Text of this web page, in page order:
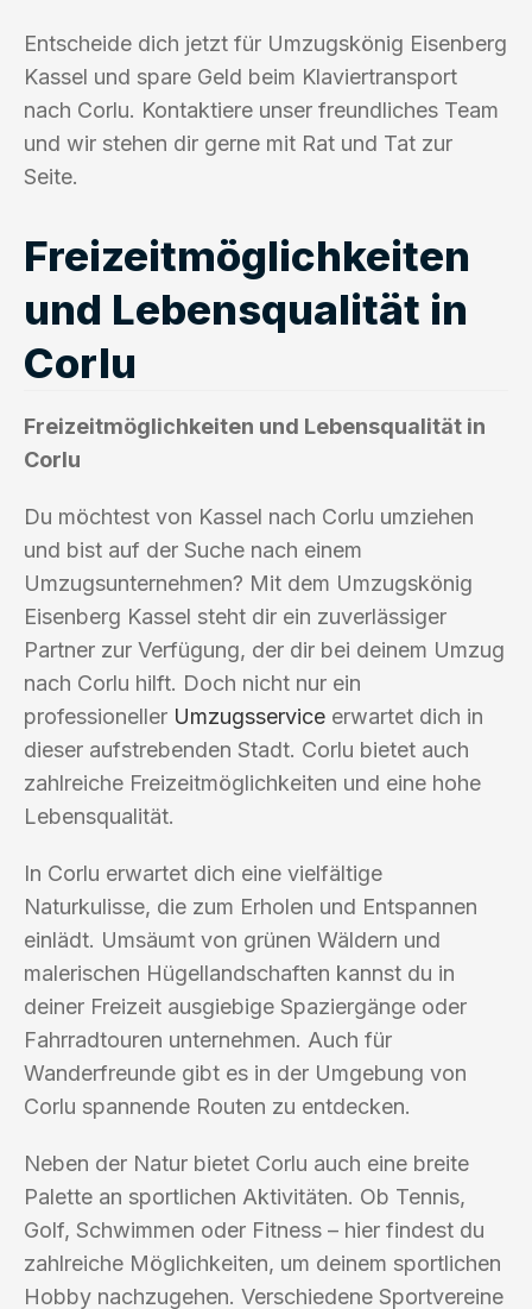
Entscheide dich jetzt für Umzugskönig Eisenberg
Kassel und spare Geld beim Klaviertransport
nach Corlu. Kontaktiere unser freundliches Team
und wir stehen dir gerne mit Rat und Tat zur
Seite.
Freizeitmöglichkeiten
und Lebensqualität in
Corlu
Freizeitmöglichkeiten und Lebensqualität in
Corlu
Du möchtest von Kassel nach Corlu umziehen
und bist auf der Suche nach einem
Umzugsunternehmen? Mit dem Umzugskönig
Eisenberg Kassel steht dir ein zuverlässiger
Partner zur Verfügung, der dir bei deinem Umzug
nach Corlu hilft. Doch nicht nur ein
professioneller Umzugsservice erwartet dich in
dieser aufstrebenden Stadt. Corlu bietet auch
zahlreiche Freizeitmöglichkeiten und eine hohe
Lebensqualität.
In Corlu erwartet dich eine vielfältige
Naturkulisse, die zum Erholen und Entspannen
einlädt. Umsäumt von grünen Wäldern und
malerischen Hügellandschaften kannst du in
deiner Freizeit ausgiebige Spaziergänge oder
Fahrradtouren unternehmen. Auch für
Wanderfreunde gibt es in der Umgebung von
Corlu spannende Routen zu entdecken.
Neben der Natur bietet Corlu auch eine breite
Palette an sportlichen Aktivitäten. Ob Tennis,
Golf, Schwimmen oder Fitness – hier findest du
zahlreiche Möglichkeiten, um deinem sportlichen
Hobby nachzugehen. Verschiedene Sportvereine